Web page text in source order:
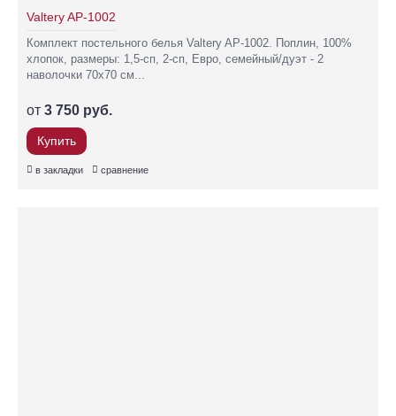
Valtery AP-1002
Комплект постельного белья Valtery AP-1002. Поплин, 100%
хлопок, размеры: 1,5-сп, 2-сп, Евро, семейный/дуэт - 2
наволочки 70х70 см...
от 3 750 руб.
Купить
в закладки сравнение